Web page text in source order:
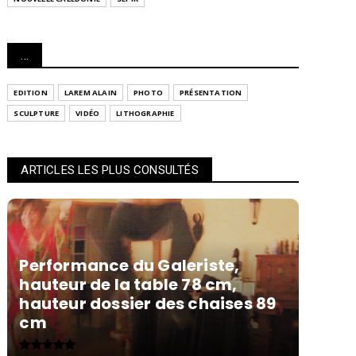
...
EDITION LAREM ALAIN PHOTO
PRÉSENTATION
SCULPTURE
VIDÉO LITHOGRAPHIE
ARTICLES LES PLUS CONSULTÉS
Performance du Galeriste,
hauteur de la table 78 cm,
hauteur dossier des chaises 89
cm